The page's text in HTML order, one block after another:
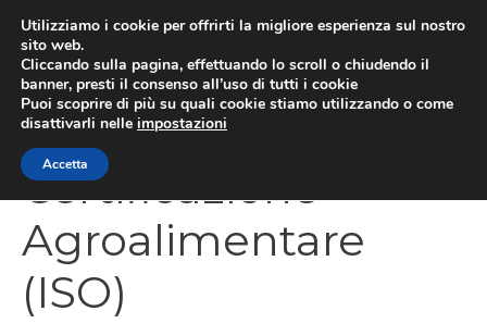
contenuto
Certificazione
Agroalimentare
(ISO)
Utilizziamo i cookie per offrirti la migliore esperienza sul nostro
sito web.
Cliccando sulla pagina, effettuando lo scroll o chiudendo il
banner, presti il consenso all’uso di tutti i cookie
Puoi scoprire di più su quali cookie stiamo utilizzando o come
disattivarli nelle impostazioni
Accetta